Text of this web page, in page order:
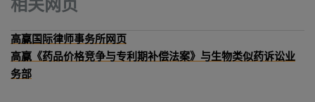
相关网页
高赢国际律师事务所网页
高赢《药品价格竞争与专利期补偿法案》与生物类似药诉讼业
务部